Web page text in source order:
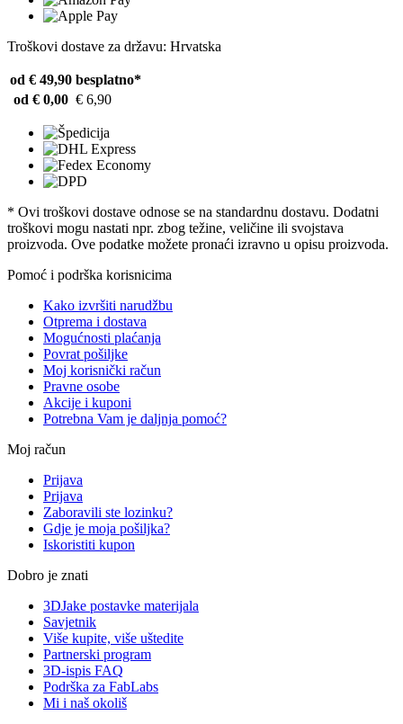
Troškovi dostave za državu: Hrvatska
od € 49,90 besplatno*
od € 0,00 € 6,90
* Ovi troškovi dostave odnose se na standardnu ​​dostavu. Dodatni
troškovi mogu nastati npr. zbog težine, veličine ili svojstava
proizvoda. Ove podatke možete pronaći izravno u opisu proizvoda.
Pomoć i podrška korisnicima
Kako izvršiti narudžbu
Otprema i dostava
Mogućnosti plaćanja
Povrat pošiljke
Moj korisnički račun
Pravne osobe
Akcije i kuponi
Potrebna Vam je daljnja pomoć?
Moj račun
Prijava
Prijava
Zaboravili ste lozinku?
Gdje je moja pošiljka?
Iskoristiti kupon
Dobro je znati
3DJake postavke materijala
Savjetnik
Više kupite, više uštedite
Partnerski program
3D-ispis FAQ
Podrška za FabLabs
Mi i naš okoliš